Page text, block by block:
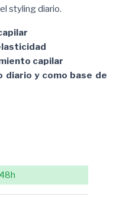
styling diario.
capilar
diario y como base de